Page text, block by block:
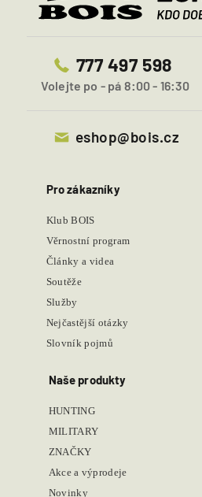
777 497 598
Volejte po - pá 8:00 - 16:30
eshop@bois.cz
Pro zákazníky
Klub BOIS
Věrnostní program
Články a videa
Soutěže
Služby
Nejčastější otázky
Slovník pojmů
Naše produkty
HUNTING
MILITARY
ZNAČKY
Akce a výprodeje
Novinky